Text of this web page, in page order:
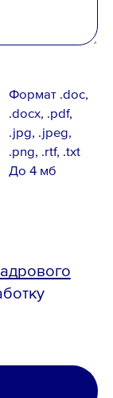
Формат .doc,
.docx, .pdf,
.jpg, .jpeg,
.png, .rtf, .txt
До 4 мб